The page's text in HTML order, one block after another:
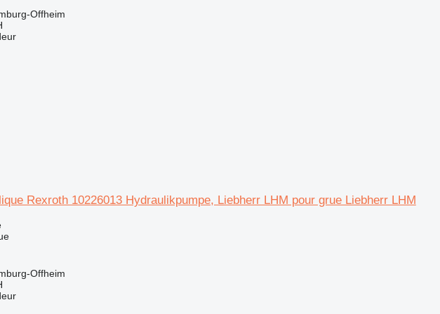
Offheim
Rexroth 10226013 Hydraulikpumpe, Liebherr LHM pour grue Liebherr LHM
Offheim